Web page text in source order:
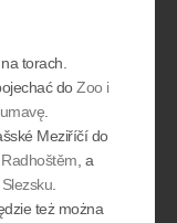
torach.
doZoo i
Meziříčí do
, a
też można